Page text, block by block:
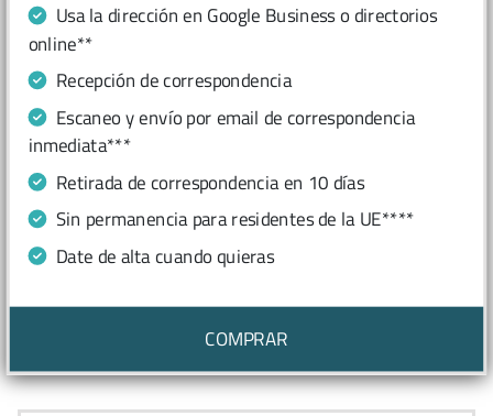
Usa la dirección en Google Business o directorios
online**
Recepción de correspondencia
Escaneo y envío por email de correspondencia
inmediata***
Retirada de correspondencia en 10 días
Sin permanencia para residentes de la UE****
Date de alta cuando quieras
COMPRAR